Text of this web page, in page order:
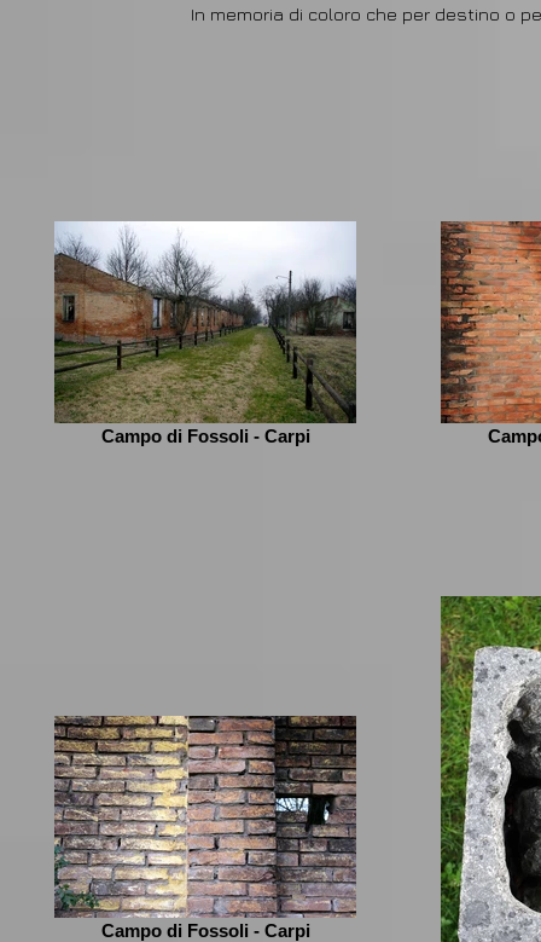
In memoria di coloro che per destino o
Campo di Fossoli - Carpi
Campo di Fossoli - Carpi